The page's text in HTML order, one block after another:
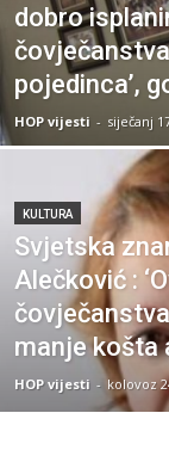
dobro
pojedinca’,
HOP vijesti - siječanj
KULTURA
Svjetska
Alečković :
manje košta
HOP vijesti - kolovoz